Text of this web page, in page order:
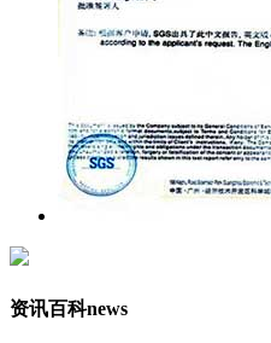
资讯百科news